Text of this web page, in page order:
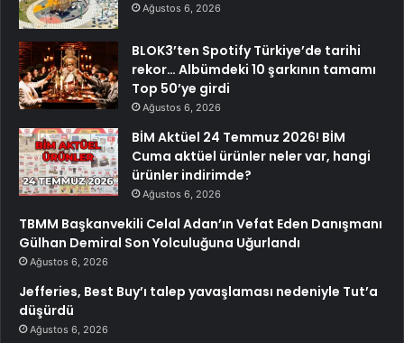
Ağustos 6, 2026
BLOK3’ten Spotify Türkiye’de tarihi
rekor… Albümdeki 10 şarkının tamamı
Top 50’ye girdi
Ağustos 6, 2026
BİM Aktüel 24 Temmuz 2026! BİM
Cuma aktüel ürünler neler var, hangi
ürünler indirimde?
Ağustos 6, 2026
TBMM Başkanvekili Celal Adan’ın Vefat Eden Danışmanı
Gülhan Demiral Son Yolculuğuna Uğurlandı
Ağustos 6, 2026
Jefferies, Best Buy’ı talep yavaşlaması nedeniyle Tut’a
düşürdü
Ağustos 6, 2026